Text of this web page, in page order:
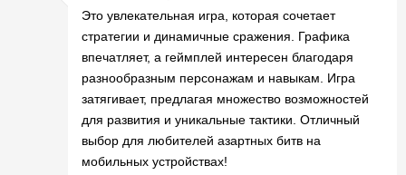
Это увлекательная игра, которая сочетает
стратегии и динамичные сражения. Графика
впечатляет, а геймплей интересен благодаря
разнообразным персонажам и навыкам. Игра
затягивает, предлагая множество возможностей
для развития и уникальные тактики. Отличный
выбор для любителей азартных битв на
мобильных устройствах!